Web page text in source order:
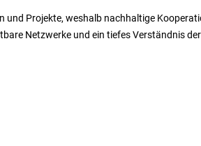
und Projekte, weshalb nachhaltige
Netzwerke und ein tiefes Verständnis